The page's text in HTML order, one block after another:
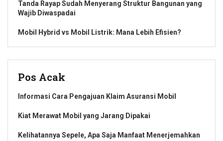
Tanda Rayap Sudah Menyerang Struktur Bangunan yang
Wajib Diwaspadai
Mobil Hybrid vs Mobil Listrik: Mana Lebih Efisien?
Pos Acak
Informasi Cara Pengajuan Klaim Asuransi Mobil
Kiat Merawat Mobil yang Jarang Dipakai
Kelihatannya Sepele, Apa Saja Manfaat Menerjemahkan